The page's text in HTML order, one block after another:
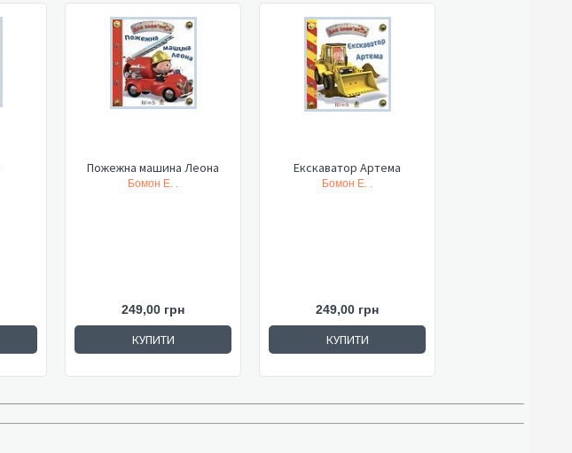
Пожежна машина Леона
Бомон Е. .
249,00 грн
КУПИТИ
Екскаватор Артема
Бомон Е. .
249,00 грн
КУПИТИ